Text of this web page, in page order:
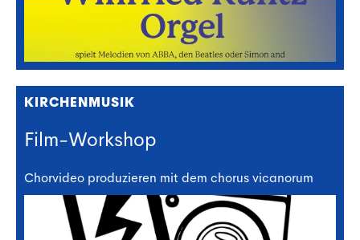
KIRCHENMUSIK
Film-Workshop
Chorvideo produzieren mit dem chorus vicanorum